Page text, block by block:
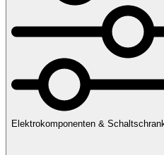
Elektrokomponenten &